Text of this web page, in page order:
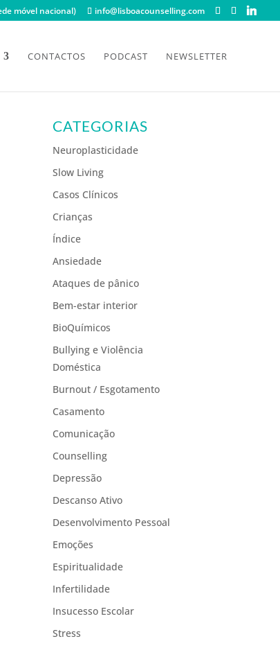
móvel nacional) info@lisboacounselling.com
CONTACTOS PODCAST NEWSLETTER
CATEGORIAS
Neuroplasticidade
Slow Living
Casos Clínicos
Crianças
Índice
Ansiedade
Ataques de pânico
Bem-estar interior
BioQuímicos
Bullying e Violência
Doméstica
Burnout / Esgotamento
Casamento
Comunicação
Counselling
Depressão
Descanso Ativo
Desenvolvimento Pessoal
Emoções
Espiritualidade
Infertilidade
Insucesso Escolar
Stress